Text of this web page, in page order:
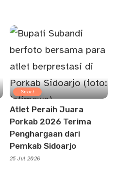
Sport
Atlet Peraih Juara
Porkab 2026 Terima
Penghargaan dari
Pemkab Sidoarjo
25 Jul 2026